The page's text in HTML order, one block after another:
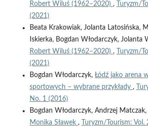
Robert Wiluś (1962–2020) ,
Turyzm/
(2021)
Beata Krakowiak, Jolanta Latosińska,
Iskierka, Bogdan Włodarczyk, Jolanta
Robert Wiluś (1962–2020) ,
Turyzm/
(2021)
Bogdan Włodarczyk, Łódź jako arena
sportowych – wybrane przykłady ,
No. 1 (2016)
Bogdan Włodarczyk, Andrzej Matczak,
Monika Sławek ,
Turyzm/Tourism: